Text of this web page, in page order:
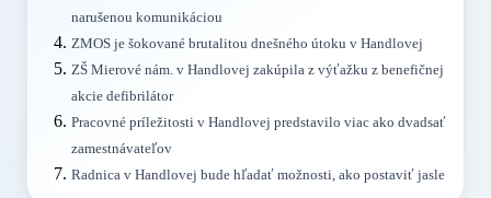
narušenou komunikáciou
ZMOS je šokované brutalitou dnešného útoku v Handlovej
ZŠ Mierové nám. v Handlovej zakúpila z výťažku z benefičnej
akcie defibrilátor
Pracovné príležitosti v Handlovej predstavilo viac ako dvadsať
zamestnávateľov
Radnica v Handlovej bude hľadať možnosti, ako postaviť jasle